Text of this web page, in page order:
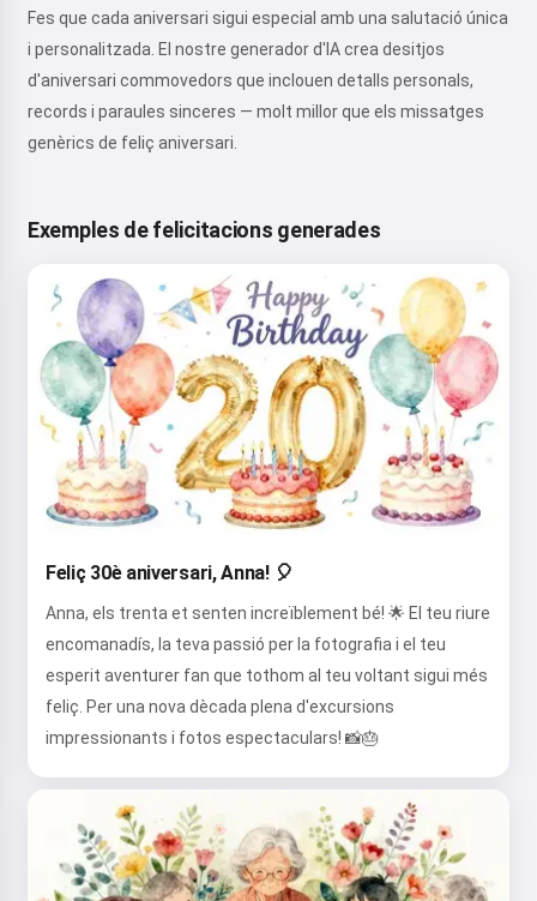
Fes que cada aniversari sigui especial amb una salutació única
i personalitzada. El nostre generador d'IA crea desitjos
d'aniversari commovedors que inclouen detalls personals,
records i paraules sinceres — molt millor que els missatges
genèrics de feliç aniversari.
Exemples de felicitacions generades
Feliç 30è aniversari, Anna! 🎈
Anna, els trenta et senten increïblement bé! 🌟 El teu riure
encomanadís, la teva passió per la fotografia i el teu
esperit aventurer fan que tothom al teu voltant sigui més
feliç. Per una nova dècada plena d'excursions
impressionants i fotos espectaculars! 📸🎂